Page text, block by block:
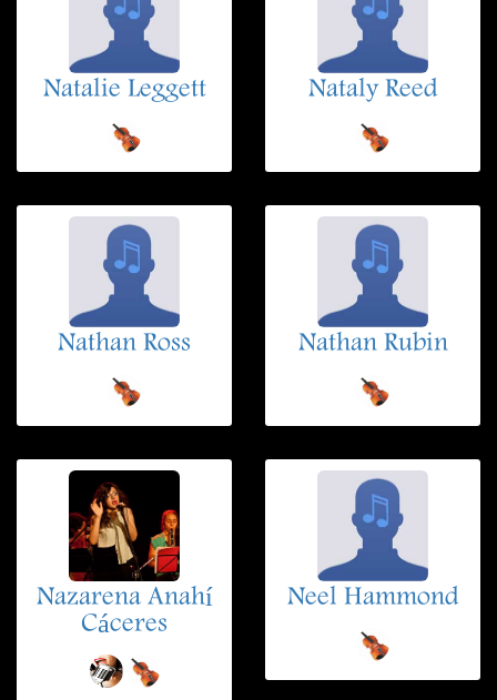
Natalie Leggett Nataly Reed
Nathan Ross Nathan Rubin
Nazarena Anahí
Cáceres
Neel Hammond